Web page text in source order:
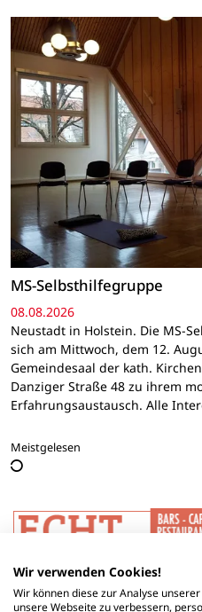
MS-Selbsthilfegruppe
08.08.2026
Neustadt in Holstein. Die MS-
sich am Mittwoch, dem 12.
Gemeindesaal der kath.
Danziger Straße 48 zu ihrem
Erfahrungsaustausch. Alle
Meistgelesen
Wir verwenden Cookies!
Wir können diese zur Analyse
unsere Webseite zu verbessern,